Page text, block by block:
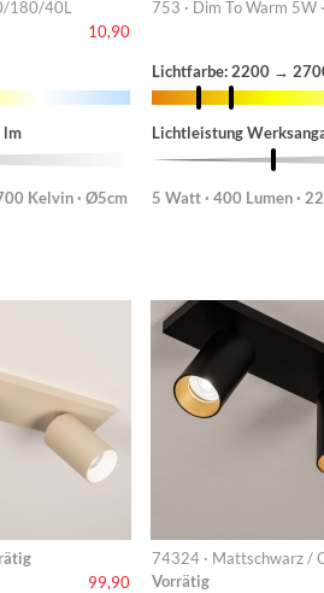
180/40L
10,90
lm
Kelvin · Ø5cm
753 · Dim To Warm 5W ·
Lichtfarbe: 2200 →
Lichtleistung
5 Watt · 400 Lumen ·
99,90
74324 · Mattschwarz /
Vorrätig